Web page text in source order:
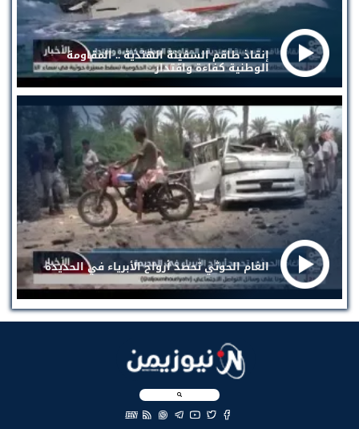
إنقاذ طاقم السفينة الهندية .. المقاومة
الوطنية كفاءة واقتدار
الغام الحوثي تحصد أرواح الأبرياء في الحديدة
EN